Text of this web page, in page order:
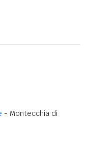
- Montecchia di